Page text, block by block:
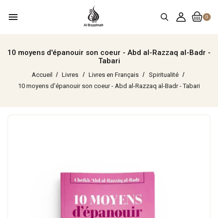
0
menu
10 moyens d'épanouir son coeur - Abd al-Razzaq al-Badr -
Tabari
Accueil Livres Livres en Français
Spiritualité
10 moyens d'épanouir son coeur - Abd al-Razzaq al-Badr - Tabari